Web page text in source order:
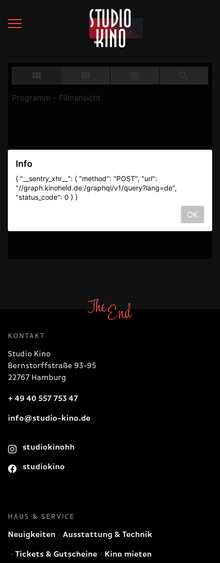
KONTAKT
Studio Kino
Bernstorffstraße 93-95
22767 Hamburg
+ 49 40 557 753 47
info@studio-kino.de
studiokinohh
studiokino
HAUS & SERVICE
Neuigkeiten Ausstattung & Technik
Tickets & Gutscheine Kino mieten